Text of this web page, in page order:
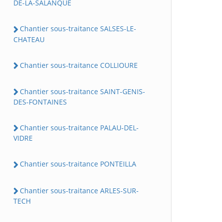
DE-LA-SALANQUE
Chantier sous-traitance SALSES-LE-
CHATEAU
Chantier sous-traitance COLLIOURE
Chantier sous-traitance SAINT-GENIS-
DES-FONTAINES
Chantier sous-traitance PALAU-DEL-
VIDRE
Chantier sous-traitance PONTEILLA
Chantier sous-traitance ARLES-SUR-
TECH